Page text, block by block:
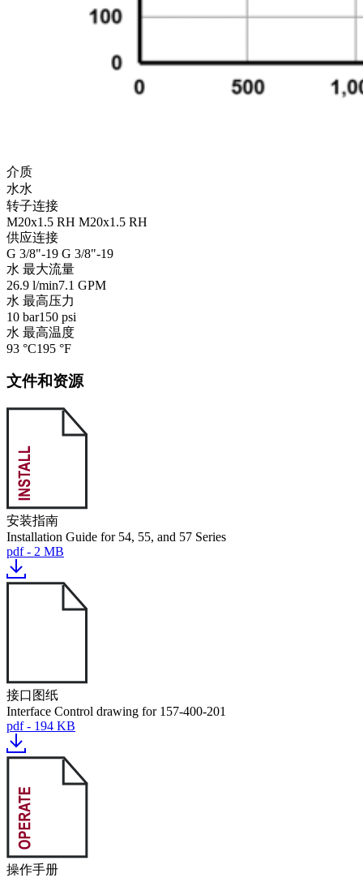
介质
水水
转子连接
M20x1.5 RH M20x1.5 RH
供应连接
G 3/8"-19 G 3/8"-19
水 最大流量
26.9 l/min7.1 GPM
水 最高压力
10 bar150 psi
水 最高温度
93 °C195 °F
文件和资源
安装指南
Installation Guide for 54, 55, and 57 Series
pdf - 2 MB
接口图纸
Interface Control drawing for 157-400-201
pdf - 194 KB
操作手册